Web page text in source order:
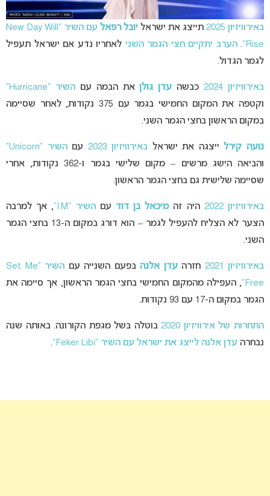
באירוויזיון 2025 תייצג את ישראל יובל רפאל
עם השיר “New Day Will
Rise”
.הערב יתקיים חצי הגמר השני לאחריו נדע אם ישראל תעפיל
לגמר הגדול.
באירוויזיון 2024 כבשה עדן גולןאת הבמה עםהשיר “Hurricane”
וקטפה את המקום החמישי בגמר עם 375 נקודות, לאחר שסיימה
במקום הראשון בחצי הגמר השני.
נועה קירל ייצגה את ישראל באירוויזיון 2023 עםהשיר “Unicorn”
והביאה הישג מרשים – מקום שלישי בגמר ו-362 נקודות, אחרי
שסיימה שלישית גם בחצי הגמר הראשון.
באירוויזיון 2022 היה זהמיכאל בן דוד עםהשיר “I.M”
, אך למרבה
הצער לא הצליח להעפיל לגמר – הוא דורג במקום ה-13 בחצי הגמר
השני.
באירוויזיון 2021 חזרהעדן אלנה בפעם השנייה עם
השיר “Set Me
Free” , העפילה מהמקום החמישי בחצי הגמר הראשון, אך סיימה את
הגמר במקום ה-17 עם 93 נקודות.
התחרות של אירוויזיון 2020
בוטלה בשל מגפת הקורונה. באותה שנה
נבחרה עדן אלנה לייצג את ישראל עם השיר “Feker Libi” .